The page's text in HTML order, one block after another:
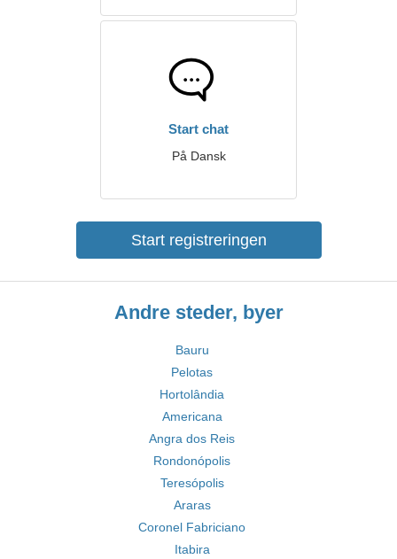
Start chat
På Dansk
Start registreringen
Andre steder, byer
Bauru
Pelotas
Hortolândia
Americana
Angra dos Reis
Rondonópolis
Teresópolis
Araras
Coronel Fabriciano
Itabira